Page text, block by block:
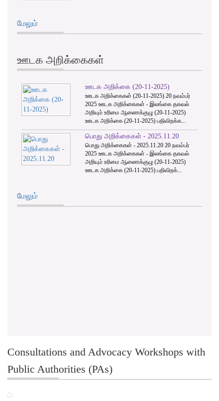
மேலும்
ஊடக அறிக்கைகள்
ஊடக அறிக்கை (20-11-2025)
ஊடக அறிக்கைகள் (20-11-2025) 20 நவம்பர்
2025 ஊடக அறிக்கைகள் - இலங்கை தகவல்
அறியும் உரிமை ஆணைக்குழு (20-11-2025)
ஊடக அறிக்கை (20-11-2025) பதிவிறக்க...
பொது அறிக்கைகள் - 2025.11.20
பொது அறிக்கைகள் - 2025.11.20 20 நவம்பர்
2025 ஊடக அறிக்கைகள் - இலங்கை தகவல்
அறியும் உரிமை ஆணைக்குழு (20-11-2025)
ஊடக அறிக்கை (20-11-2025) பதிவிறக்...
மேலும்
Consultations and Advocacy Workshops with
Public Authorities (PAs)